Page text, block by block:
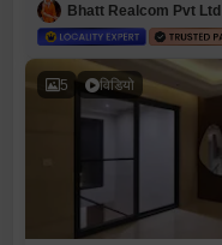
Bhatt Realcom Pvt Ltd
5 विडियो